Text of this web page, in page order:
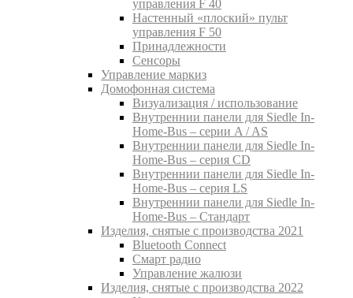
управления F 40
Настенный «плоский» пульт
управления F 50
Принадлежности
Сенсоры
Управление маркиз
Домофонная система
Визуализация / использование
Внутреннии панели для Siedle In-
Home-Bus – серии A / AS
Внутреннии панели для Siedle In-
Home-Bus – серия CD
Внутреннии панели для Siedle In-
Home-Bus – серия LS
Внутреннии панели для Siedle In-
Home-Bus – Стандарт
Изделия, снятые с производства 2021
Bluetooth Connect
Смарт радио
Управление жалюзи
Изделия, снятые с производства 2022